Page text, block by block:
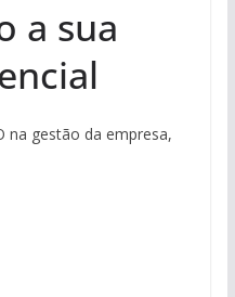
a sua
na gestão da empresa,